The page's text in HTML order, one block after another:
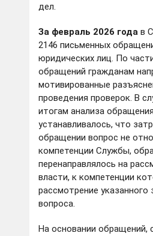
дел.
За февраль 2026 года в
2146 письменных
юридических лиц. По
обращений гражданам
мотивированные
проведения проверок. В
итогам анализа
устанавливалось, что
обращении вопрос не
компетенции Службы,
перенаправлялось на
власти, к компетенции
рассмотрение указанного
вопроса.
На основании обращений,